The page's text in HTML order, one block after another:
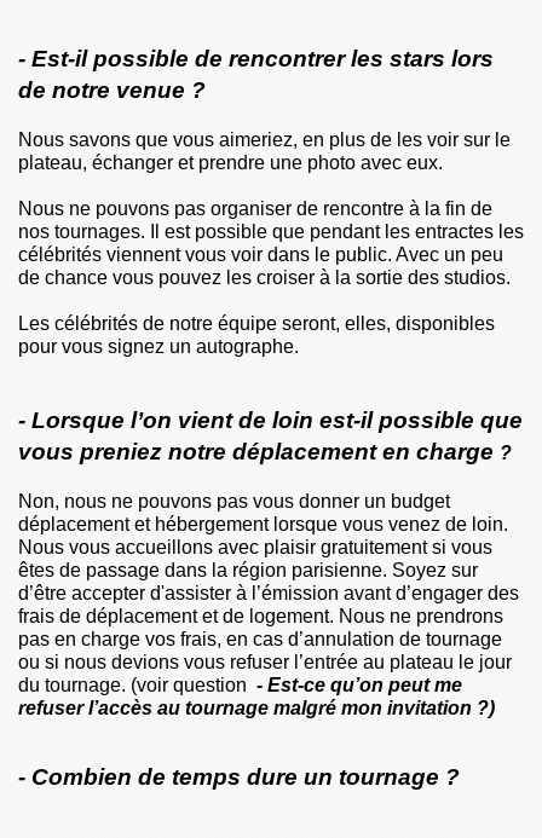
- Est-il possible de rencontrer les stars lors
de notre venue ?
Nous savons que vous aimeriez, en plus de les voir sur le
plateau, échanger et prendre une photo avec eux.
Nous ne pouvons pas organiser de rencontre à la fin de
nos tournages. Il est possible que pendant les entractes les
célébrités viennent vous voir dans le public. Avec un peu
de chance vous pouvez les croiser à la sortie des studios.
Les célébrités de notre équipe seront, elles, disponibles
pour vous signez un autographe.
- Lorsque l’on vient de loin est-il possible que
vous preniez notre déplacement en charge ?
Non, nous ne pouvons pas vous donner un budget
déplacement et hébergement lorsque vous venez de loin.
Nous vous accueillons avec plaisir gratuitement si vous
êtes de passage dans la région parisienne. Soyez sur
d’être accepter d'assister à l’émission avant d’engager des
frais de déplacement et de logement. Nous ne prendrons
pas en charge vos frais, en cas d’annulation de tournage
ou si nous devions vous refuser l’entrée au plateau le jour
du tournage. (voir question - Est-ce qu’on peut me
refuser l’accès au tournage malgré mon invitation ?)
- Combien de temps dure un tournage ?